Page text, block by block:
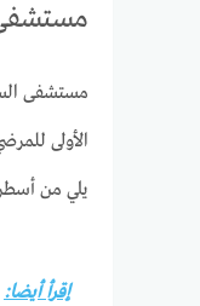
مستشفى
مستشفى
الأولى
يلي من
إقرأ أيضا: